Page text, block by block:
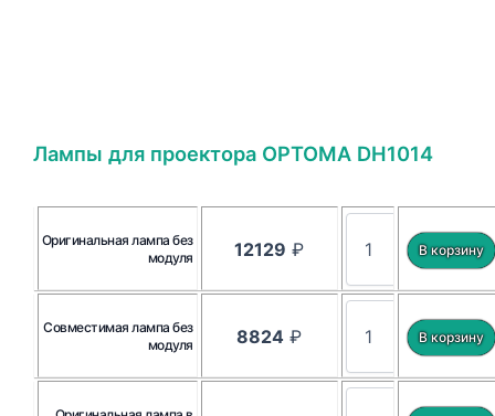
Лампы для проектора OPTOMA DH1014
Оригинальная лампа без
модуля
12129 ₽
Совместимая лампа без
модуля
8824 ₽